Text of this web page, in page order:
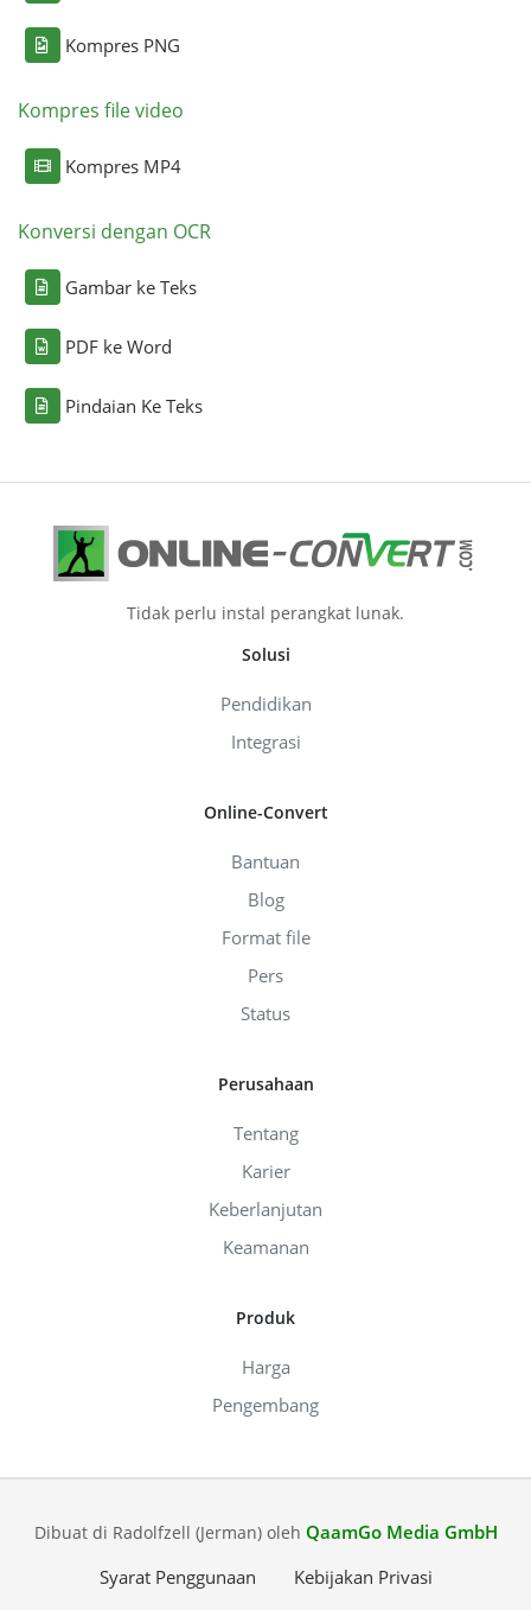
Kompres PNG
Kompres file video
Kompres MP4
Konversi dengan OCR
Gambar ke Teks
PDF ke Word
Pindaian Ke Teks
Tidak perlu instal perangkat lunak.
Solusi
Pendidikan
Integrasi
Online-Convert
Bantuan
Blog
Format file
Pers
Status
Perusahaan
Tentang
Karier
Keberlanjutan
Keamanan
Produk
Harga
Pengembang
Dibuat di Radolfzell (Jerman) oleh QaamGo Media GmbH
Syarat Penggunaan
Kebijakan Privasi